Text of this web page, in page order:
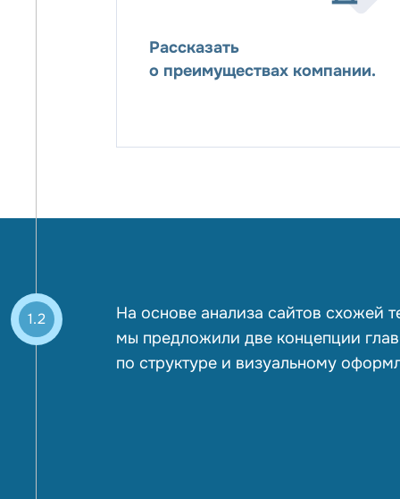
Рассказать
о преимуществах компании.
На основе анализа сайтов схожей
мы предложили две концепции
по структуре и визуальному
1.2